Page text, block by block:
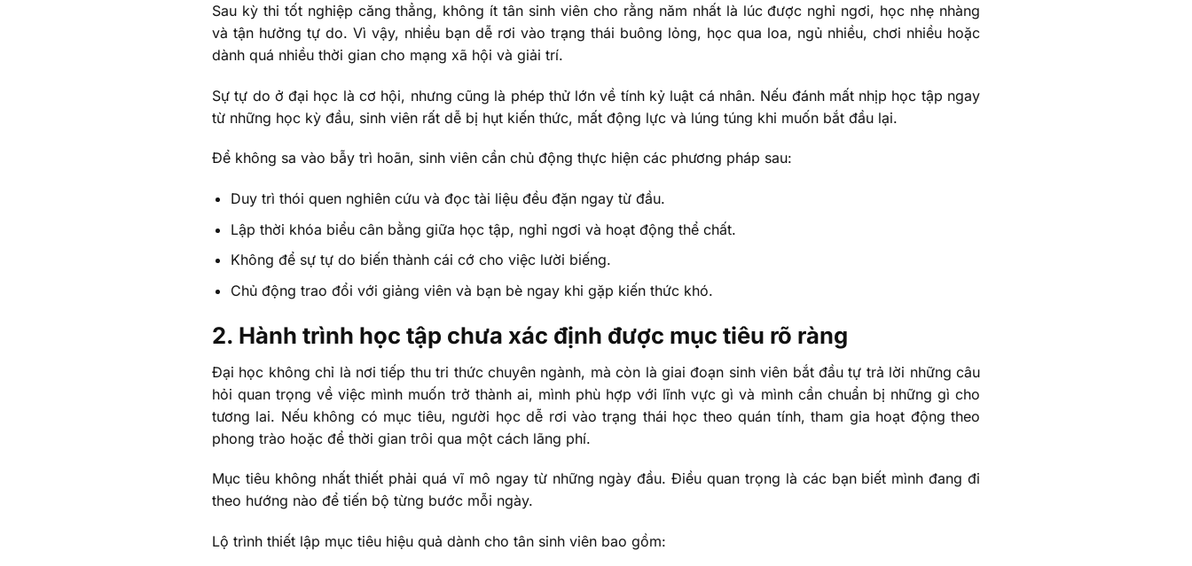
Sau kỳ thi tốt nghiệp căng thẳng, không ít tân sinh viên cho rằng năm nhất là lúc được nghỉ ngơi, học nhẹ nhàng
và tận hưởng tự do. Vì vậy, nhiều bạn dễ rơi vào trạng thái buông lỏng, học qua loa, ngủ nhiều, chơi nhiều hoặc
dành quá nhiều thời gian cho mạng xã hội và giải trí.
Sự tự do ở đại học là cơ hội, nhưng cũng là phép thử lớn về tính kỷ luật cá nhân. Nếu đánh mất nhịp học tập ngay
từ những học kỳ đầu, sinh viên rất dễ bị hụt kiến thức, mất động lực và lúng túng khi muốn bắt đầu lại.
Để không sa vào bẫy trì hoãn, sinh viên cần chủ động thực hiện các phương pháp sau:
Duy trì thói quen nghiên cứu và đọc tài liệu đều đặn ngay từ đầu.
Lập thời khóa biểu cân bằng giữa học tập, nghỉ ngơi và hoạt động thể chất.
Không để sự tự do biến thành cái cớ cho việc lười biếng.
Chủ động trao đổi với giảng viên và bạn bè ngay khi gặp kiến thức khó.
2. Hành trình học tập chưa xác định được mục tiêu rõ ràng
Đại học không chỉ là nơi tiếp thu tri thức chuyên ngành, mà còn là giai đoạn sinh viên bắt đầu tự trả lời những câu
hỏi quan trọng về việc mình muốn trở thành ai, mình phù hợp với lĩnh vực gì và mình cần chuẩn bị những gì cho
tương lai. Nếu không có mục tiêu, người học dễ rơi vào trạng thái học theo quán tính, tham gia hoạt động theo
phong trào hoặc để thời gian trôi qua một cách lãng phí.
Mục tiêu không nhất thiết phải quá vĩ mô ngay từ những ngày đầu. Điều quan trọng là các bạn biết mình đang đi
theo hướng nào để tiến bộ từng bước mỗi ngày.
Lộ trình thiết lập mục tiêu hiệu quả dành cho tân sinh viên bao gồm: